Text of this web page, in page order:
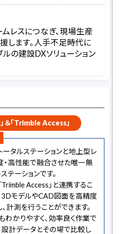
レスにつなぎ、現場生産
します。人手不足時代に
ルの建設DXソリューション
＆「Trimble Access」
ータルステーションと地上型レ
・高性能で融合させた唯一無
テーションです。
Trimble Access」と連携するこ
3DモデルやCAD図面を高精度
計測を行うことができます。
かりやすく、効率良く作業で
設計データとその場で比較し